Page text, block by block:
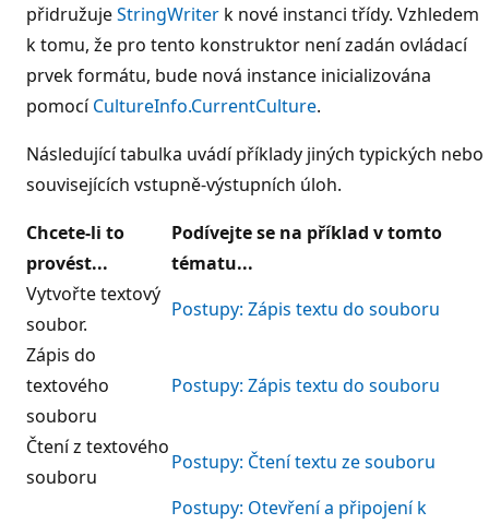
přidružujeStringWriter k nové instanci třídy. Vzhledem
k tomu, že pro tento konstruktor není zadán ovládací
prvek formátu, bude nová instance inicializována
pomocíCultureInfo.CurrentCulture.
Následující tabulka uvádí příklady jiných typických nebo
souvisejících vstupně-výstupních úloh.
Chcete-li to
provést...
Podívejte se na příklad v tomto
tématu...
Vytvořte textový
soubor.
Postupy: Zápis textu do souboru
Zápis do
textového
souboru
Postupy: Zápis textu do souboru
Čtení z textového
souboru
Postupy: Čtení textu ze souboru
Postupy: Otevření a připojení k